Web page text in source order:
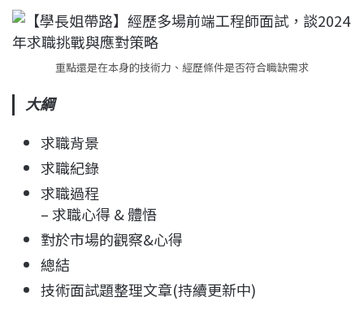
重點還是在本身的技術力、經歷條件是否符合職缺需求
大綱
求職背景
求職紀錄
求職過程
– 求職心得 & 體悟
對於市場的觀察&心得
總結
技術面試題整理文章(持續更新中)